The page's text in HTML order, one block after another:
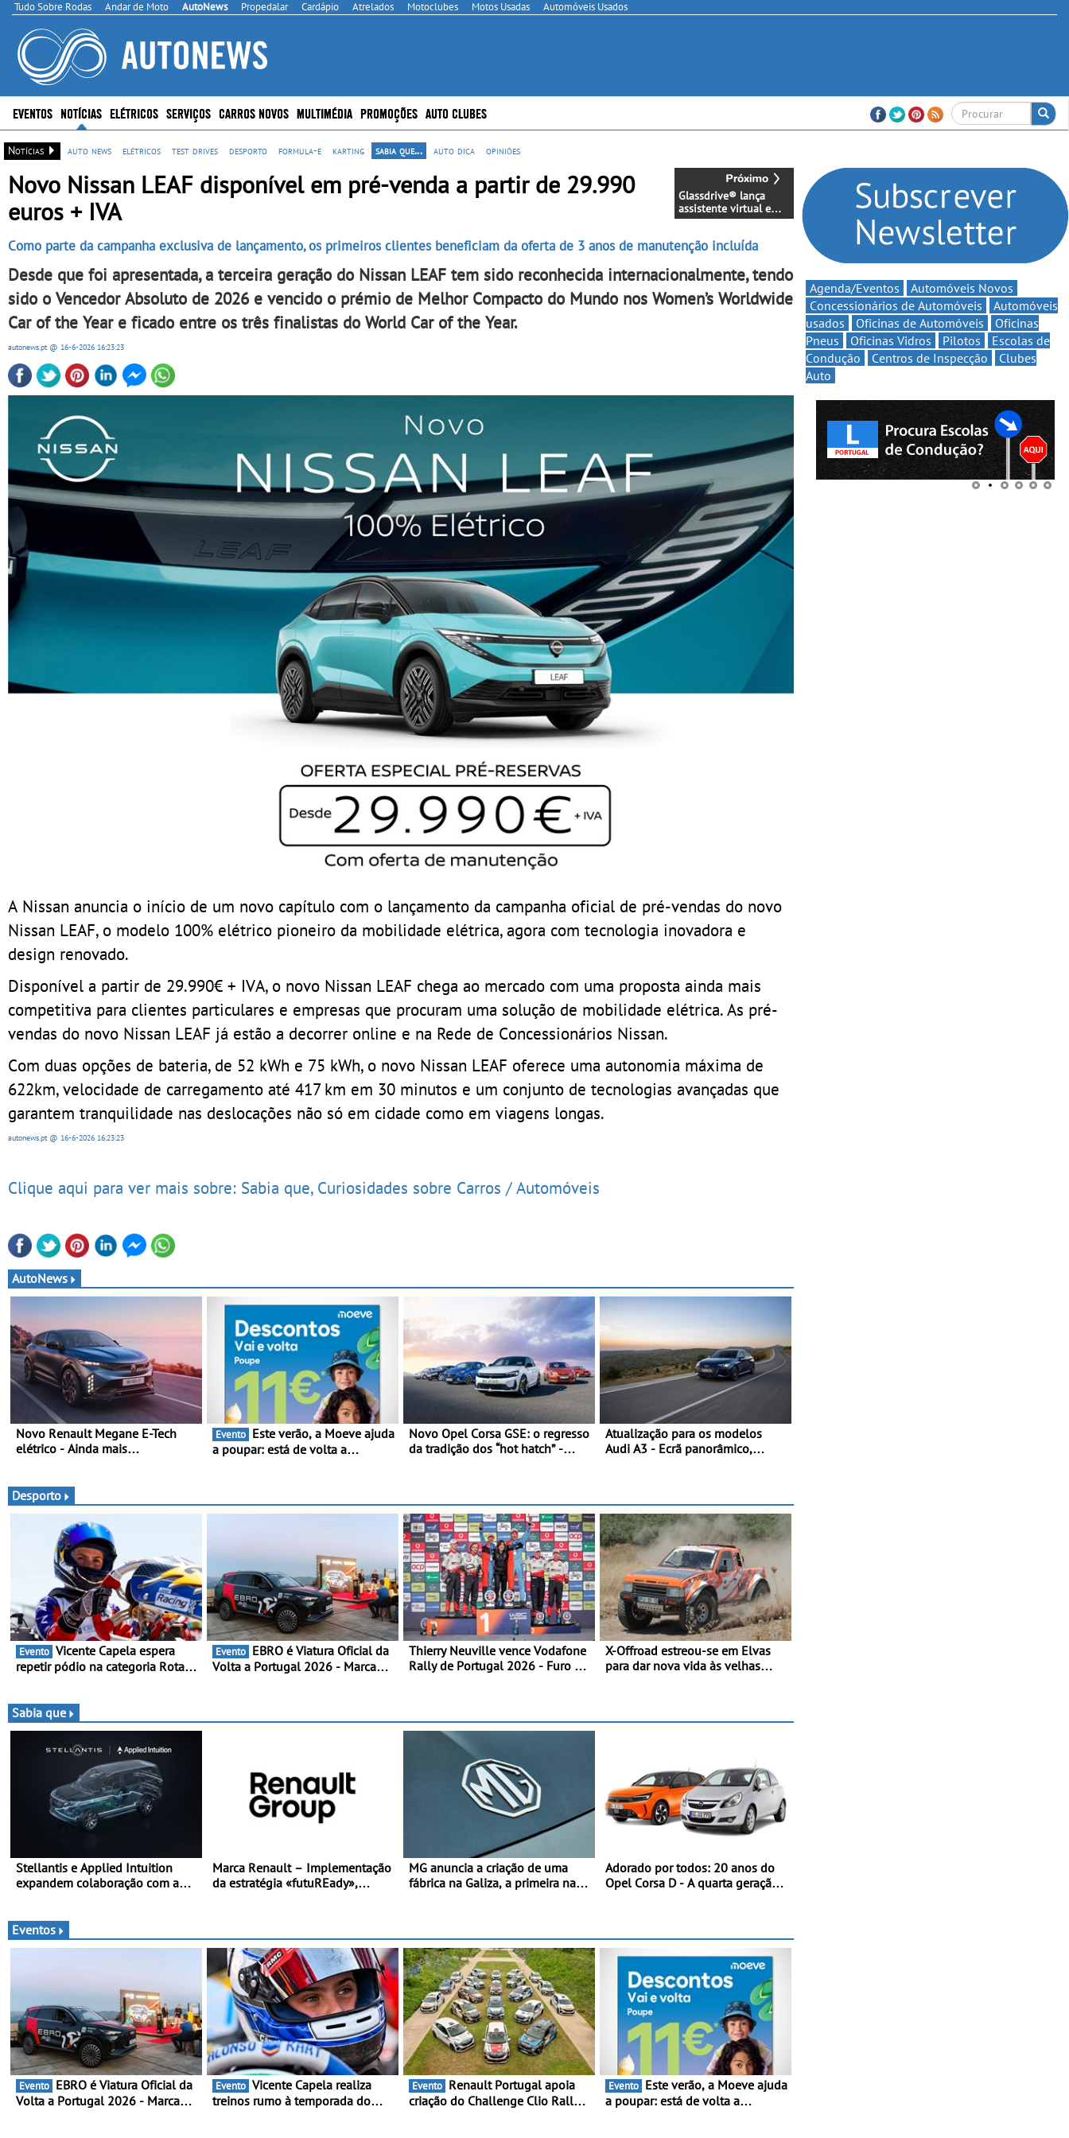
Tudo Sobre Rodas Andar de Moto AutoNews Propedalar Cardápio Atrelados Motoclubes Motos Usadas Automóveis Usados
EVENTOS NOTÍCIAS ELÉTRICOS SERVIÇOS CARROS NOVOS MULTIMÉDIA PROMOÇÕES AUTO CLUBES
Notícias auto news elétricos test drives desporto formula-e karting sabia que... auto dica opiniões
Glassdrive® lança
assistente virtual e
otimiza marcações
Assistente “Ana” está
por dia e reforça o
suporte contínuo ao
cliente
Novo Nissan LEAF disponível em pré-venda a partir de 29.990
euros + IVA
Como parte da campanha exclusiva de lançamento, os primeiros clientes beneficiam da oferta de 3 anos de manutenção incluída
Desde que foi apresentada, a terceira geração do Nissan LEAF tem sido reconhecida internacionalmente, tendo
sido o Vencedor Absoluto de 2026 e vencido o prémio de Melhor Compacto do Mundo nos Women’s Worldwide
Car of the Year e ficado entre os três finalistas do World Car of the Year.
autonews.pt @ 16-6-2026 16:23:23
A Nissan anuncia o início de um novo capítulo com o lançamento da campanha oficial de pré-vendas do novo
Nissan LEAF, o modelo 100% elétrico pioneiro da mobilidade elétrica, agora com tecnologia inovadora e
design renovado.
Disponível a partir de 29.990€ + IVA, o novo Nissan LEAF chega ao mercado com uma proposta ainda mais
competitiva para clientes particulares e empresas que procuram uma solução de mobilidade elétrica. As pré-
vendas do novo Nissan LEAF já estão a decorrer online e na Rede de Concessionários Nissan.
Com duas opções de bateria, de 52 kWh e 75 kWh, o novo Nissan LEAF oferece uma autonomia máxima de
622km, velocidade de carregamento até 417 km em 30 minutos e um conjunto de tecnologias avançadas que
garantem tranquilidade nas deslocações não só em cidade como em viagens longas.
autonews.pt @ 16-6-2026 16:23:23
Clique aqui para ver mais sobre: Sabia que, Curiosidades sobre Carros / Automóveis
AutoNews
Novo Renault Megane E-Tech
elétrico - Ainda mais
Evento
a poupar: está de volta a
Novo Opel Corsa GSE: o regresso
da tradição dos “hot hatch” -
Atualização para os modelos
Audi A3 - Ecrã panorâmico,
Desporto
Evento
repetir pódio na categoria Rotax
procura resultados ainda
melhores na 2.ª ronda da RMC
Portugal 2026
Evento
Volta a Portugal 2026 - Marca
energia às estradas de Portugal
Thierry Neuville vence Vodafone
Rally de Portugal 2026 - Furo na
X-Offroad estreou-se em Elvas
para dar nova vida às velhas
Alentejo, com viaturas T0, T8 e
Sabia que
Stellantis e Applied Intuition
expandem colaboração com a
a experiência dos clientes
Marca Renault – Implementação
da estratégia «futuREady»,
MG anuncia a criação de uma
fábrica na Galiza, a primeira na
anual de até 120.000 veículos
Adorado por todos: 20 anos do
Opel Corsa D - A quarta geração
Londres
Eventos
Evento
Volta a Portugal 2026 - Marca
Evento
treinos rumo à temporada do
Evento
criação do Challenge Clio Rally5
Evento
a poupar: está de volta a
Agenda/Eventos
Automóveis Novos
Concessionários de Automóveis
Automóveis
usados
Oficinas de Automóveis
Oficinas
Pneus
Oficinas Vidros Pilotos
Escolas de
Condução
Centros de Inspecção
Clubes
Auto